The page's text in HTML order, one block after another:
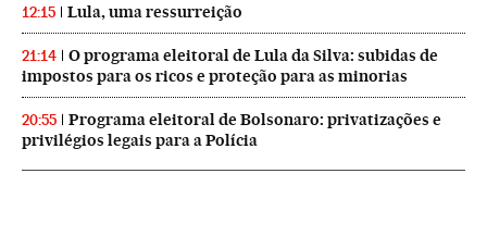
12:15 Lula, uma ressurreição
21:14
O programa eleitoral de Lula da Silva: subidas de
impostos para os ricos e proteção para as minorias
20:55
Programa eleitoral de Bolsonaro: privatizações e
privilégios legais para a Polícia